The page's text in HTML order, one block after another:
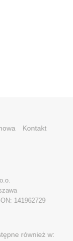
Kontakt
141962729
również w: